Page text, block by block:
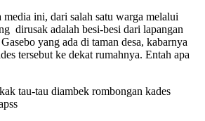
ini, dari salah satu warga melalui
dirusak adalah besi-besi dari lapangan
yang ada di taman desa, kabarnya
tersebut ke dekat rumahnya. Entah apa
tau-tau diambek rombongan kades